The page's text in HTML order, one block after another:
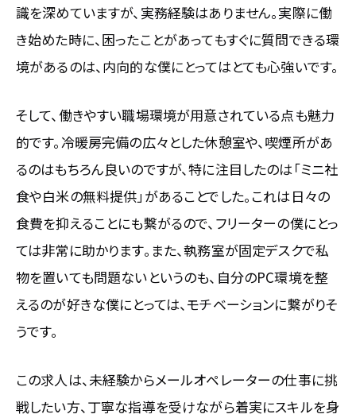
識を深めていますが、実務経験はありません。実際に働
き始めた時に、困ったことがあってもすぐに質問できる環
境があるのは、内向的な僕にとってはとても心強いです。
そして、働きやすい職場環境が用意されている点も魅力
的です。冷暖房完備の広々とした休憩室や、喫煙所があ
るのはもちろん良いのですが、特に注目したのは「ミニ社
食や白米の無料提供」があることでした。これは日々の
食費を抑えることにも繋がるので、フリーターの僕にとっ
ては非常に助かります。また、執務室が固定デスクで私
物を置いても問題ないというのも、自分のPC環境を整
えるのが好きな僕にとっては、モチベーションに繋がりそ
うです。
この求人は、未経験からメールオペレーターの仕事に挑
戦したい方、丁寧な指導を受けながら着実にスキルを身